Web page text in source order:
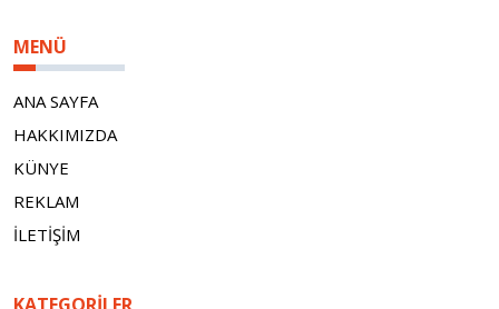
MENÜ
ANA SAYFA
HAKKIMIZDA
KÜNYE
REKLAM
İLETİŞİM